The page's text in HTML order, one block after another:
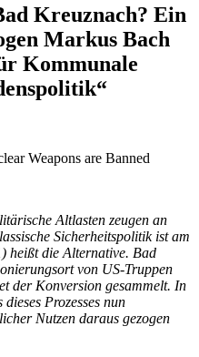
Kreuznach? Ein
Markus Bach
Kommunale
Altlasten zeugen an
Sicherheitspolitik ist am
heißt die Alternative. Bad
von US-Truppen
der Konversion gesammelt. In
Prozesses nun
Nutzen daraus gezogen